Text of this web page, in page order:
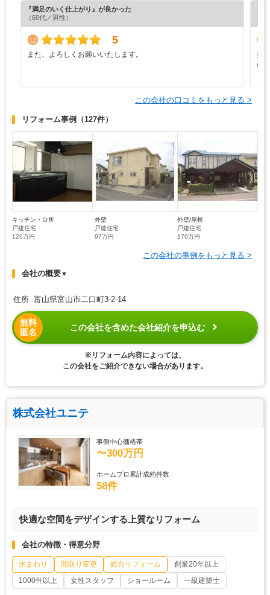
『満足のいく仕上がり』が良かった
（60代／男性）
5
また、よろしくお願いいたします。
担
の
この会社の口コミをもっと見る >
リフォーム事例 （127件）
キッチン・台所
戸建住宅
120万円
外壁
戸建住宅
97万円
外壁/屋根
戸建住宅
170万円
この会社の事例をもっと見る >
会社の概要▼
住所 富山県富山市二口町3-2-14
無料
匿名
この会社を含めた会社紹介を申込む
※リフォーム内容によっては、
この会社をご紹介できない場合があります。
株式会社ユニテ
事例中心価格帯
〜300万円
ホームプロ累計成約件数
58件
快適な空間をデザインする上質なリフォーム
会社の特徴・得意分野
水まわり 間取り変更 総合リフォーム
創業20年以上
1000件以上
女性スタッフ ショールーム 一級建築士